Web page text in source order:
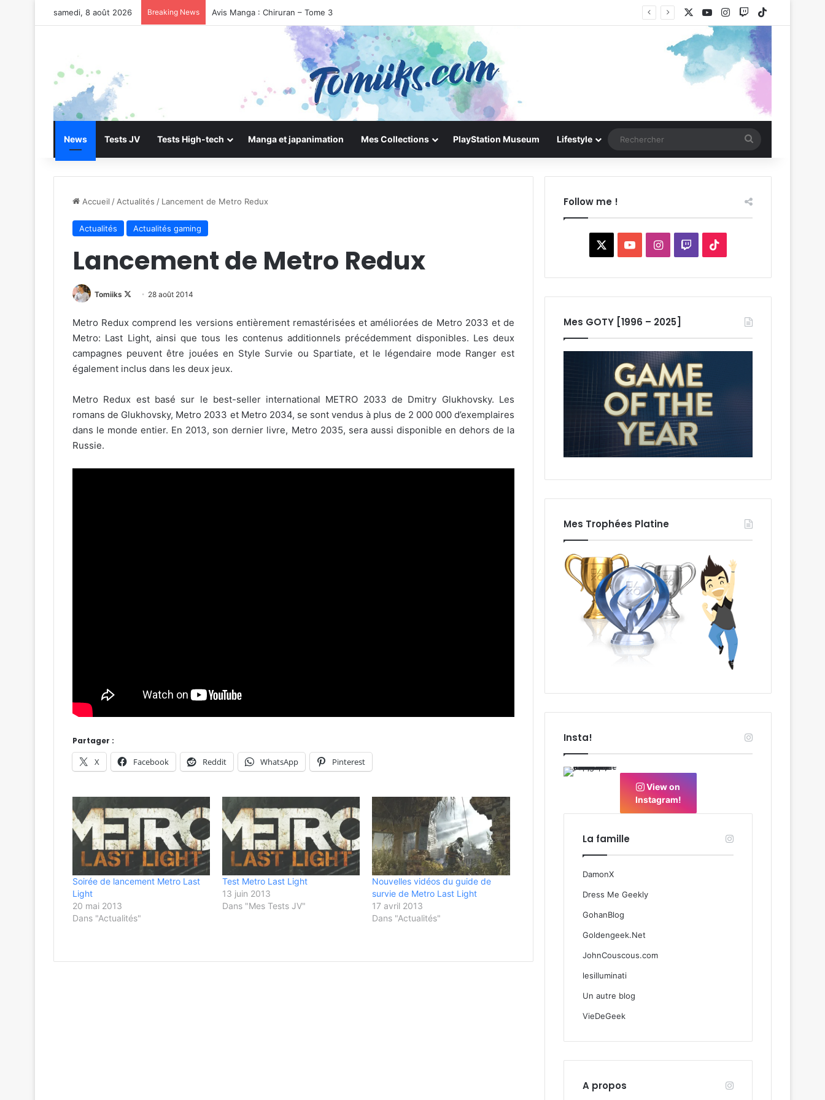
samedi, 8 août 2026 Breaking News Avis Manga : Chiruran – Tome 3 YouTubeInstagram
Twitch
News Tests JV Tests High-tech Manga et japanimation Mes Collections PlayStation Museum Lifestyle
Accueil / Actualités / Lancement de Metro Redux
Actualités Actualités gaming
Lancement de Metro Redux
Tomiiks
Follow
X
28 août 2014
Metro Redux comprend les versions entièrement remastérisées et améliorées de Metro 2033 et de
Metro: Last Light, ainsi que tous les contenus additionnels précédemment disponibles. Les deux
campagnes peuvent être jouées en Style Survie ou Spartiate, et le légendaire mode Ranger est
également inclus dans les deux jeux.
Metro Redux est basé sur le best-seller international METRO 2033 de Dmitry Glukhovsky. Les
romans de Glukhovsky, Metro 2033 et Metro 2034, se sont vendus à plus de 2 000 000 d’exemplaires
dans le monde entier. En 2013, son dernier livre, Metro 2035, sera aussi disponible en dehors de la
Russie.
Partager :
X Facebook Reddit WhatsApp Pinterest
Soirée de lancement Metro Last
Light
20 mai 2013
Dans "Actualités"
Test Metro Last Light
13 juin 2013
Dans "Mes Tests JV"
Nouvelles vidéos du guide de
survie de Metro Last Light
17 avril 2013
Dans "Actualités"
Follow me !
YouTubeInstagram
Twitch
Mes GOTY [1996 – 2025]
Mes Trophées Platine
Insta!
View on
Instagram!
La famille
DamonX
Dress Me Geekly
GohanBlog
Goldengeek.Net
JohnCouscous.com
lesilluminati
Un autre blog
VieDeGeek
A propos